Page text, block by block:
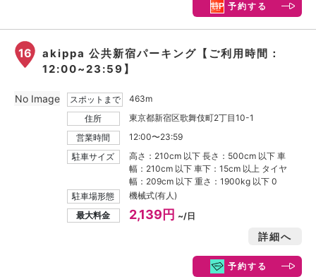
予約する
16
akippa 公共新宿パーキング【ご利用時間：
12:00~23:59】
スポットまで
463m
住所
東京都新宿区歌舞伎町2丁目10-1
営業時間
12:00〜23:59
駐車サイズ
高さ：210cm 以下 長さ：500cm 以下 車
幅：210cm 以下 車下：15cm 以上 タイヤ
幅：209cm 以下 重さ：1900kg 以下 0
駐車場形態
機械式(有人)
最大料金
2,139円 ~/日
詳細へ
予約する
No Image